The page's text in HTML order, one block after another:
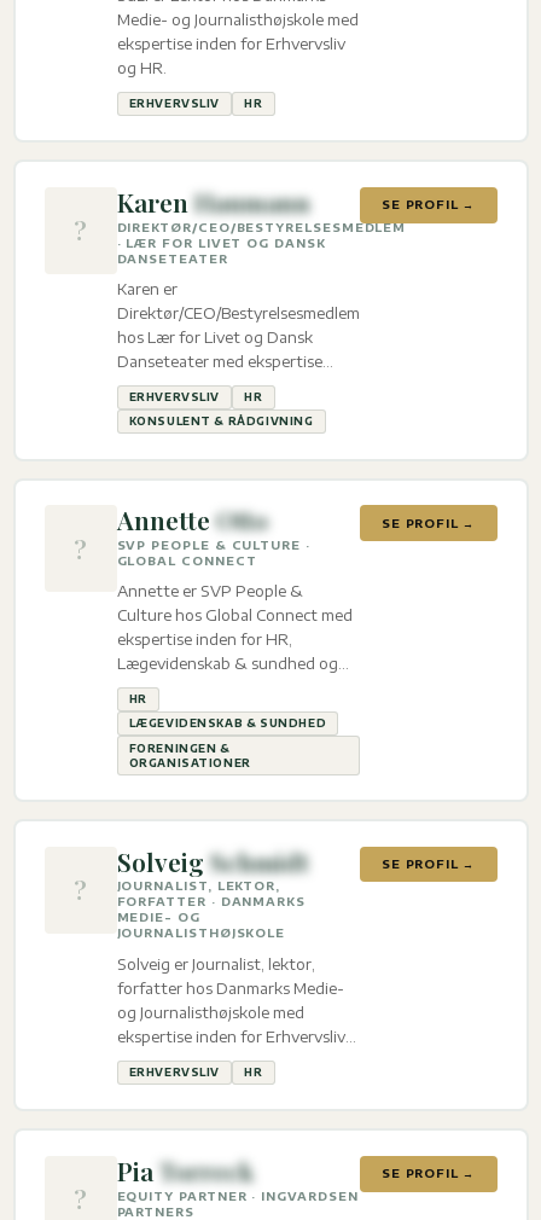
Medie- og Journalisthøjskole med
ekspertise inden for Erhvervsliv
og HR.
ERHVERVSLIV HR
?
KarenHaumann
DIREKTØR/CEO/BESTYRELSESMEDLEM
· LÆR FOR LIVET OG DANSK
DANSETEATER
Karen er
Direktør/CEO/Bestyrelsesmedlem
hos Lær for Livet og Dansk
Danseteater med ekspertise
inden for Erhvervsliv, HR og
Konsulent & Rådgivning.
ERHVERVSLIV
HR
KONSULENT & RÅDGIVNING
SE PROFIL →
?
AnnetteOtto
SVP PEOPLE & CULTURE ·
GLOBAL CONNECT
Annette er SVP People &
Culture hos Global Connect med
ekspertise inden for HR,
Lægevidenskab & sundhed og
Foreningen & organisationer.
HR
LÆGEVIDENSKAB & SUNDHED
FORENINGEN &
ORGANISATIONER
SE PROFIL →
?
SolveigSchmidt
JOURNALIST, LEKTOR,
FORFATTER · DANMARKS
MEDIE- OG
JOURNALISTHØJSKOLE
Solveig er Journalist, lektor,
forfatter hos Danmarks Medie-
og Journalisthøjskole med
ekspertise inden for Erhvervsliv
og HR.
ERHVERVSLIV HR
SE PROFIL →
?
Pia Torreck
EQUITY PARTNER · INGVARDSEN
PARTNERS
SE PROFIL →